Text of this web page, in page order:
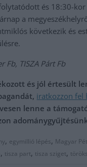
és 18:30-kor
a
következik és
Fb, TISZA Párt Fb
és jól értesült
iratkozzon fel
lenne a
, egymillió lépés, Magyar
, tisza part, tisza sziget,